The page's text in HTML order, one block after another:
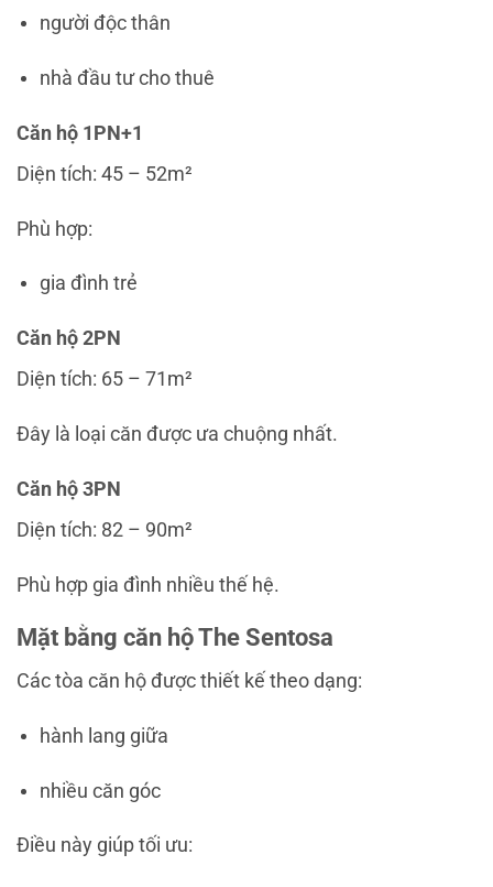
người độc thân
nhà đầu tư cho thuê
Căn hộ 1PN+1
Diện tích: 45 – 52m²
Phù hợp:
gia đình trẻ
Căn hộ 2PN
Diện tích: 65 – 71m²
Đây là loại căn được ưa chuộng nhất.
Căn hộ 3PN
Diện tích: 82 – 90m²
Phù hợp gia đình nhiều thế hệ.
Mặt bằng căn hộ The Sentosa
Các tòa căn hộ được thiết kế theo dạng:
hành lang giữa
nhiều căn góc
Điều này giúp tối ưu: